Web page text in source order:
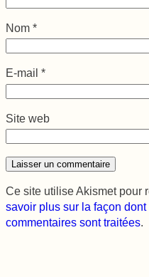
Nom *
E-mail *
Site web
Ce site utilise Akismet pour
savoir plus sur la façon
commentaires sont traitées.